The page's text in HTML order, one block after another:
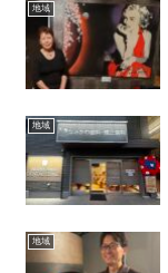
地域
地域
地域